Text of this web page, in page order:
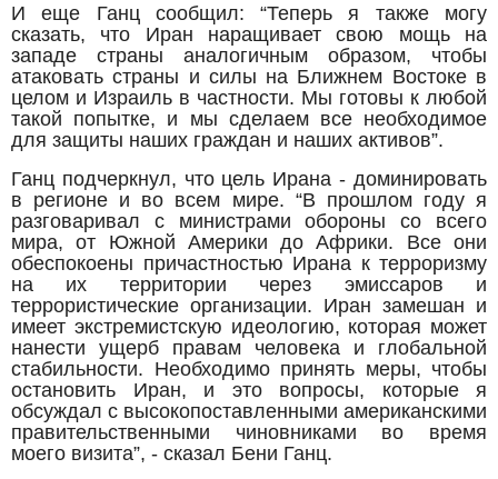
И еще Ганц сообщил: “Теперь я также могу
сказать, что Иран наращивает свою мощь на
западе страны аналогичным образом, чтобы
атаковать страны и силы на Ближнем Востоке в
целом и Израиль в частности. Мы готовы к любой
такой попытке, и мы сделаем все необходимое
для защиты наших граждан и наших активов”.
Ганц подчеркнул, что цель Ирана - доминировать
в регионе и во всем мире. “В прошлом году я
разговаривал с министрами обороны со всего
мира, от Южной Америки до Африки. Все они
обеспокоены причастностью Ирана к терроризму
на их территории через эмиссаров и
террористические организации. Иран замешан и
имеет экстремистскую идеологию, которая может
нанести ущерб правам человека и глобальной
стабильности. Необходимо принять меры, чтобы
остановить Иран, и это вопросы, которые я
обсуждал с высокопоставленными американскими
правительственными чиновниками во время
моего визита”, - сказал Бени Ганц.